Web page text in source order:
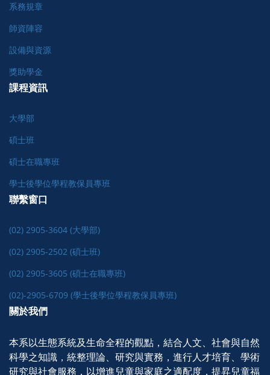
系務規章
師資陣容
設備與資源
獎助學金
課程資訊
大學部
碩士班
碩士在職專班
學士後學位學程教保員專班
聯繫窗口
(02) 2905-3604 (大學部)
(02) 2905-2502 (碩士班)
(02) 2905-3605 (碩士在職專班)
(02)-2905-6709 (學士後學位學程教保員專班)
關於我們
本系以生態系統及生命全程的觀點，結合人文、社會與自然
科學之知識，統整理論、研究與實務，進行人才培育、學術
研究與社會服務，以增進兒童與家庭之適配度，提昇兒童福